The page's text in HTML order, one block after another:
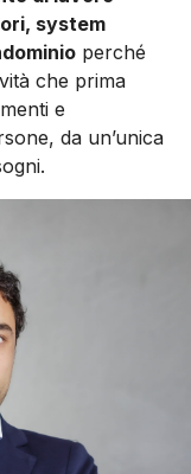
system
perché
che prima
e
da un’unica